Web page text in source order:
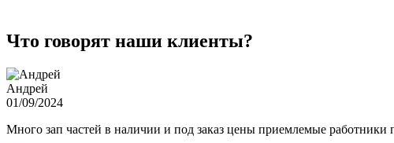
Что говорят наши клиенты?
Андрей
01/09/2024
Много зап частей в наличии и под заказ цены приемлемые работники